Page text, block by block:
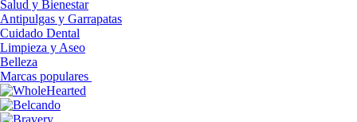
Salud y Bienestar
Antipulgas y Garrapatas
Cuidado Dental
Limpieza y Aseo
Belleza
Marcas populares